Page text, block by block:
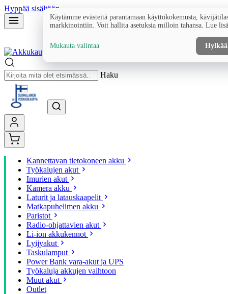
Hyppää sisältöön
Haku
Kannettavan tietokoneen akku
Työkalujen akut
Imurien akut
Kamera akku
Laturit ja latauskaapelit
Matkapuhelimen akku
Paristot
Radio-ohjattavien akut
Li-ion akkukennot
Lyijyakut
Taskulamput
Power Bank vara-akut ja UPS
Työkaluja akkujen vaihtoon
Muut akut
Outlet
Käytämme evästeitä parantamaan käyttökokemusta,
markkinointiin. Voit hallita asetuksia milloin tahansa. Lue
Mukauta valintaa Hylkää